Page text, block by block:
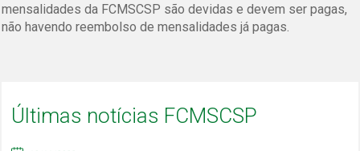
mensalidades da FCMSCSP são devidas e devem ser pagas,
não havendo reembolso de mensalidades já pagas.
Últimas notícias FCMSCSP